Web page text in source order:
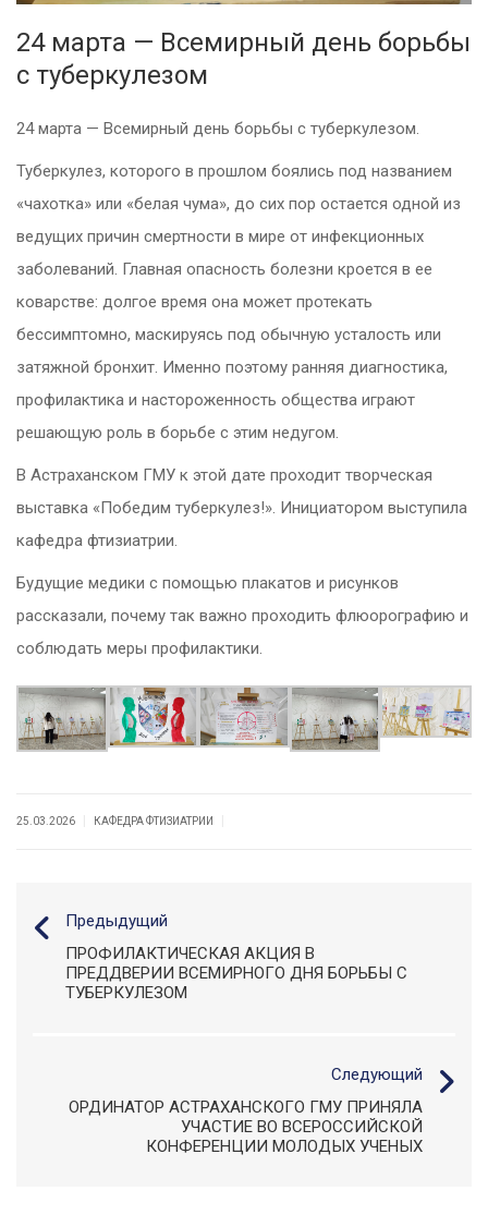
24 марта — Всемирный день борьбы
с туберкулезом
24 марта — Всемирный день борьбы с туберкулезом.
Туберкулез, которого в прошлом боялись под названием
«чахотка» или «белая чума», до сих пор остается одной из
ведущих причин смертности в мире от инфекционных
заболеваний. Главная опасность болезни кроется в ее
коварстве: долгое время она может протекать
бессимптомно, маскируясь под обычную усталость или
затяжной бронхит. Именно поэтому ранняя диагностика,
профилактика и настороженность общества играют
решающую роль в борьбе с этим недугом.
В Астраханском ГМУ к этой дате проходит творческая
выставка «Победим туберкулез!». Инициатором выступила
кафедра фтизиатрии.
Будущие медики с помощью плакатов и рисунков
рассказали, почему так важно проходить флюорографию и
соблюдать меры профилактики.
25.03.2026 КАФЕДРА ФТИЗИАТРИИ
Предыдущий
ПРОФИЛАКТИЧЕСКАЯ АКЦИЯ В
ПРЕДДВЕРИИ ВСЕМИРНОГО ДНЯ БОРЬБЫ С
ТУБЕРКУЛЕЗОМ
Следующий
ОРДИНАТОР АСТРАХАНСКОГО ГМУ ПРИНЯЛА
УЧАСТИЕ ВО ВСЕРОССИЙСКОЙ
КОНФЕРЕНЦИИ МОЛОДЫХ УЧЕНЫХ